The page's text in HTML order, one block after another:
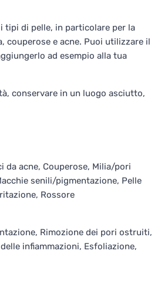
tipi di pelle, in particolare per la
couperose e acne. Puoi utilizzare il
ad esempio alla tua
conservare in un luogo asciutto,
da acne, Couperose, Milia/pori
senili/pigmentazione, Pelle
Rossore
Rimozione dei pori ostruiti,
infiammazioni, Esfoliazione,